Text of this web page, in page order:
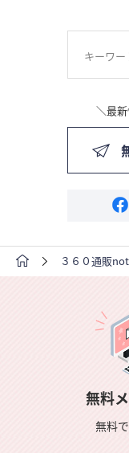
＼最
３６０通販
無料
無料